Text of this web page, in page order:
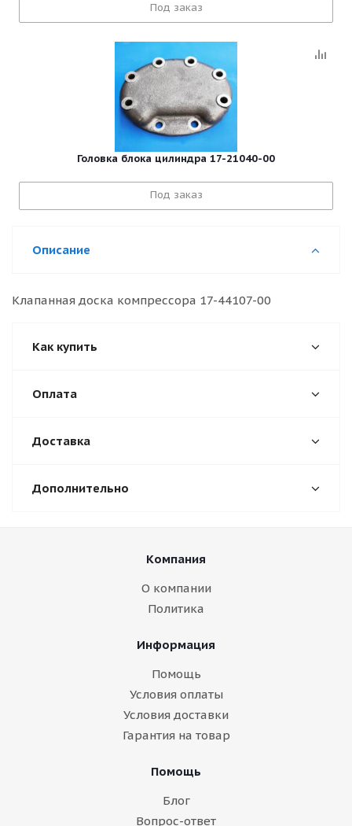
Под заказ
Головка блока цилиндра 17-21040-00
Под заказ
Описание
Клапанная доска компрессора 17-44107-00
Как купить
Оплата
Доставка
Дополнительно
Компания
О компании
Политика
Информация
Помощь
Условия оплаты
Условия доставки
Гарантия на товар
Помощь
Блог
Вопрос-ответ